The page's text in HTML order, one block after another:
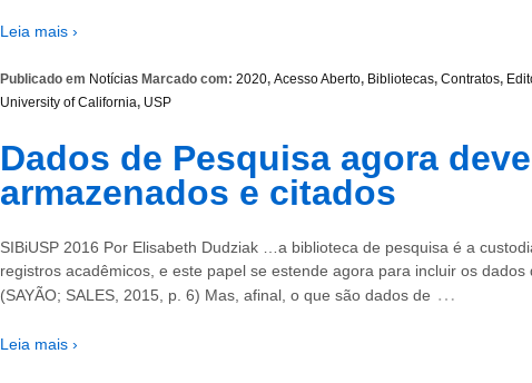
Leia mais ›
Publicado em Notícias Marcado com: 2020, Acesso Aberto, Bibliotecas, Contratos,
University of California, USP
Dados de Pesquisa agora
armazenados e citados
SIBiUSP 2016 Por Elisabeth Dudziak …a biblioteca de pesquisa é a
registros acadêmicos, e este papel se estende agora para incluir os dados
(SAYÃO; SALES, 2015, p. 6) Mas, afinal, o que são dados de …
Leia mais ›